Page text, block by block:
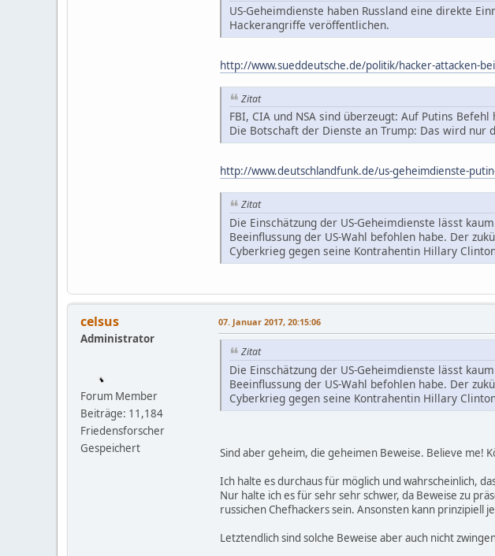
US-Geheimdienste haben Russland eine direkte
Hackerangriffe veröffentlichen.
http://www.sueddeutsche.de/politik/hacker-attacken-
Zitat
FBI, CIA und NSA sind überzeugt: Auf Putins
Die Botschaft der Dienste an Trump: Das wird nur
http://www.deutschlandfunk.de/us-geheimdienste-
Zitat
Die Einschätzung der US-Geheimdienste lässt
Beeinflussung der US-Wahl befohlen habe. Der
Cyberkrieg gegen seine Kontrahentin Hillary
celsus
Administrator
Forum Member
Beiträge: 11,184
Friedensforscher
Gespeichert
07. Januar 2017, 20:15:06
Zitat
Die Einschätzung der US-Geheimdienste lässt
Beeinflussung der US-Wahl befohlen habe. Der
Cyberkrieg gegen seine Kontrahentin Hillary
Sind aber geheim, die geheimen Beweise. Believe me!
Ich halte es durchaus für möglich und wahrscheinlich,
Nur halte ich es für sehr sehr schwer, da Beweise zu
russichen Chefhackers sein. Ansonsten kann
Letztendlich sind solche Beweise aber auch nicht